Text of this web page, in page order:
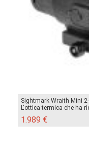
Sightmark Wraith Mini
L'ottica termica che ha
1.989 €